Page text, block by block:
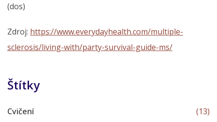
(dos)
Zdroj: https://www.everydayhealth.com/multiple-
sclerosis/living-with/party-survival-guide-ms/
Štítky
Cvičení (13)